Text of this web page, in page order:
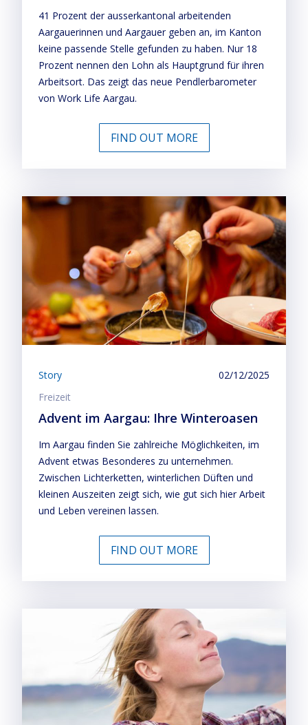
41 Prozent der ausserkantonal arbeitenden
Aargauerinnen und Aargauer geben an, im Kanton
keine passende Stelle gefunden zu haben. Nur 18
Prozent nennen den Lohn als Hauptgrund für ihren
Arbeitsort. Das zeigt das neue Pendlerbarometer
von Work Life Aargau.
FIND OUT MORE
Story
02/12/2025
Freizeit
Advent im Aargau: Ihre Winteroasen
Im Aargau finden Sie zahlreiche Möglichkeiten, im
Advent etwas Besonderes zu unternehmen.
Zwischen Lichterketten, winterlichen Düften und
kleinen Auszeiten zeigt sich, wie gut sich hier Arbeit
und Leben vereinen lassen.
FIND OUT MORE